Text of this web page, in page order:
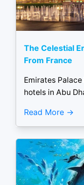
The Celestial
From France
Emirates
hotels in Abu
Read More